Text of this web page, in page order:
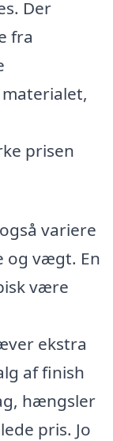
Der
fra
prisen
variere
og vægt. En
være
ekstra
af finish
hængsler
pris. Jo